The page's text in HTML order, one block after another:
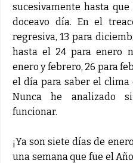
sucesivamente hasta
doceavo día. En el
regresiva, 13 para
hasta el 24 para enero
enero y febrero, 26 para
el día para saber el
Nunca he analizado
funcionar.
¡Ya son siete días de
una semana que fue el